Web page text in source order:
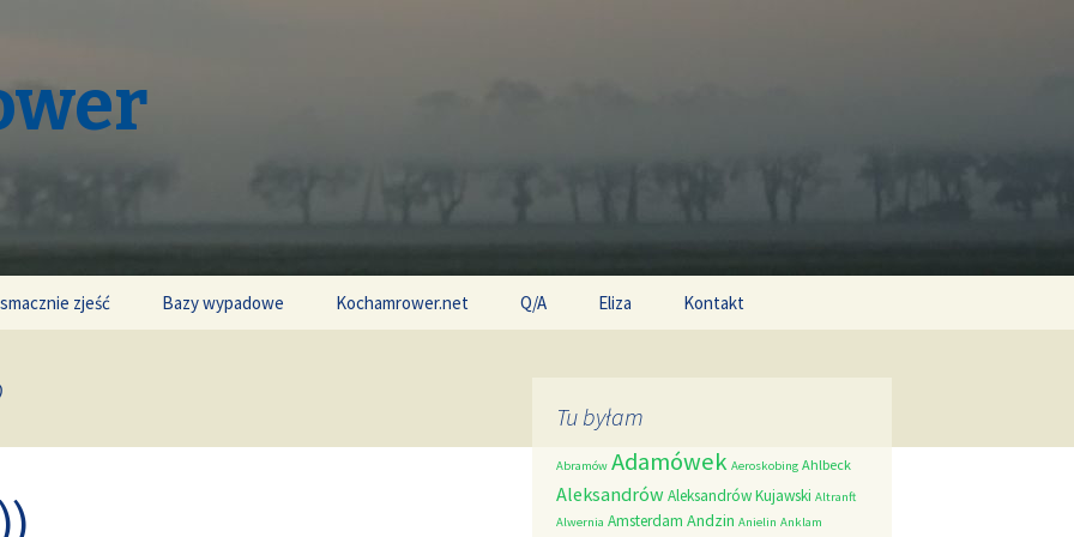
zjeść Bazy wypadowe Kochamrower.net Q/A Eliza Kontakt
Tu byłam
Abramów Adamówek Aeroskobing Ahlbeck
AleksandrówAleksandrów Kujawski Altranft
Alwernia Amsterdam Andzin Anielin Anklam